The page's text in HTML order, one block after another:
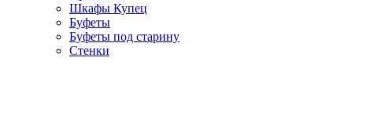
Шкафы Купец
Буфеты
Буфеты под старину
Стенки